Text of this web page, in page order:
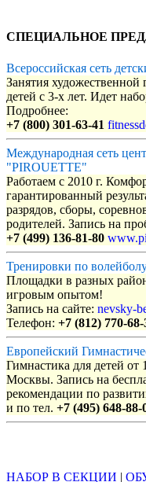
СПЕЦИАЛЬНОЕ
Всероссийская сеть
Занятия художественной
детей с 3-х лет. Идет
Подробнее:
+7 (800) 301-63-41
Международная сеть
"PIROUETTE"
Работаем с 2010 г.
гарантированный
разрядов, сборы,
родителей. Запись на
+7 (499) 136-81-80
Тренировки по
Площадки в разных
игровым опытом!
Запись на сайте: nevsky-
Телефон: +7 (812) 770-68-
Европейский
Гимнастика для детей
Москвы. Запись на
рекомендации по
и по тел. +7 (495) 648-88-
НАБОР В СЕКЦИИ |